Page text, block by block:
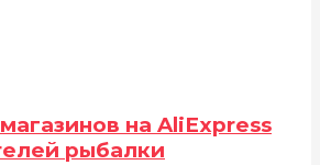
на AliExpress
рыбалки